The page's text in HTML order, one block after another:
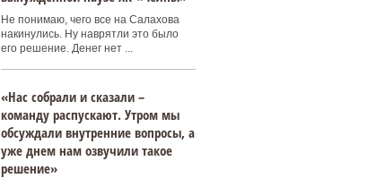
Не понимаю, чего все на Салахова
накинулись. Ну наврятли это было
его решение. Денег нет ...
«Нас собрали и сказали –
команду распускают. Утром мы
обсуждали внутренние вопросы, а
уже днем нам озвучили такое
решение»